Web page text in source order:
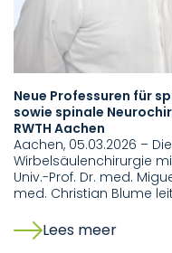
Neue Professuren für
sowie spinale
RWTH Aachen
Aachen, 05.03.2026 –
Wirbelsäulenchirurgie
Univ.-Prof. Dr. med.
med. Christian Blume
Lees meer